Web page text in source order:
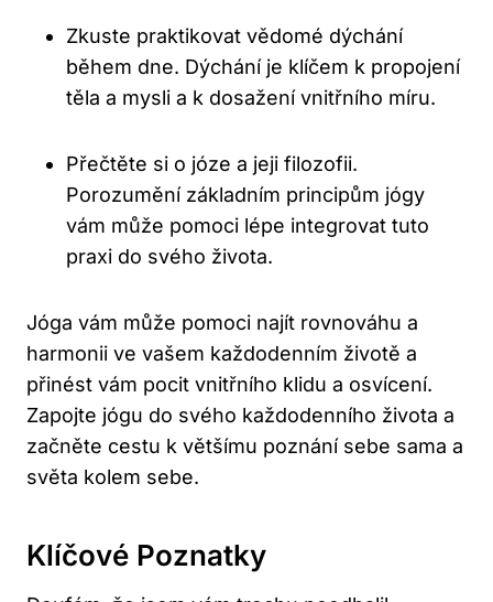
Zkuste praktikovat vědomé dýchání
během dne. Dýchání je klíčem k propojení
těla a mysli a k dosažení vnitřního míru.
Přečtěte si o józe a jeji filozofii.
Porozumění základním principům jógy
vám může pomoci lépe integrovat tuto
praxi do svého života.
Jóga vám může pomoci najít rovnováhu a
harmonii ve vašem každodenním životě a
přinést vám pocit vnitřního klidu a osvícení.
Zapojte jógu do svého každodenního života a
začněte cestu k většímu poznání sebe sama a
světa kolem sebe.
Klíčové Poznatky